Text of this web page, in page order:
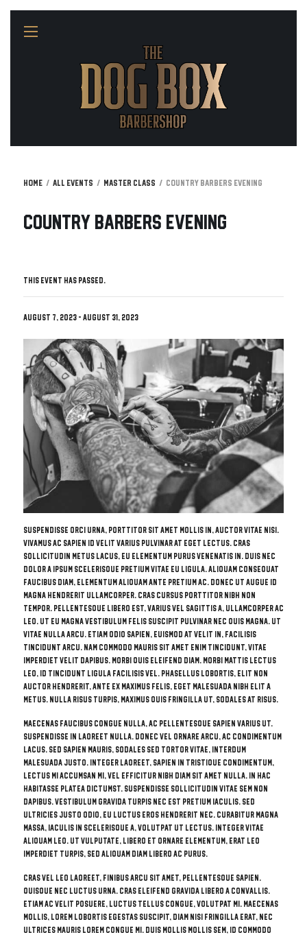
Home All Events Master Class Country Barbers Evening
Country Barbers Evening
This event has passed.
August 7, 2023- August 31, 2023
Suspendisse orci urna, porttitor sit amet mollis in, auctor vitae nisi.
Vivamus ac sapien id velit varius pulvinar at eget lectus. Cras
sollicitudin metus lacus, eu elementum purus venenatis in. Duis nec
dolor a ipsum scelerisque pretium vitae eu ligula. Aliquam consequat
faucibus diam, elementum aliquam ante pretium ac. Donec ut augue id
magna hendrerit ullamcorper. Cras cursus porttitor nibh non
tempor. Pellentesque libero est, varius vel sagittis a, ullamcorper ac
leo. Ut eu magna vestibulum felis suscipit pulvinar nec quis magna. Ut
vitae nulla arcu. Etiam odio sapien, euismod at velit in, facilisis
tincidunt arcu. Nam commodo mauris sit amet enim tincidunt, vitae
imperdiet velit dapibus. Morbi quis eleifend diam. Morbi mattis lectus
leo, id tincidunt ligula facilisis vel. Phasellus lobortis, elit non
auctor hendrerit, ante ex maximus felis, eget malesuada nibh elit a
metus. Nulla risus turpis, maximus quis fringilla ut, sodales at risus.
Maecenas faucibus congue nulla, ac pellentesque sapien varius ut.
Suspendisse in laoreet nulla. Donec vel ornare arcu, ac condimentum
lacus. Sed sapien mauris, sodales sed tortor vitae, interdum
malesuada justo. Integer laoreet, sapien in tristique condimentum,
lectus mi accumsan mi, vel efficitur nibh diam sit amet nulla. In hac
habitasse platea dictumst. Suspendisse sollicitudin vitae sem non
dapibus. Vestibulum gravida turpis nec est pretium iaculis. Sed
ultricies justo odio, eu luctus eros hendrerit nec. Curabitur magna
massa, iaculis in scelerisque a, volutpat ut lectus. Integer vitae
aliquam leo. Ut vulputate, libero et ornare elementum, erat leo
imperdiet turpis, sed aliquam diam libero ac purus.
Cras vel leo laoreet, finibus arcu sit amet, pellentesque sapien.
Quisque nec luctus urna. Cras eleifend gravida libero a convallis.
Etiam ac velit posuere, luctus tellus congue, volutpat mi. Maecenas
mollis, lorem lobortis egestas suscipit, diam nisi fringilla erat, nec
ultrices mauris lorem congue mi. Duis mollis mollis sem, id commodo